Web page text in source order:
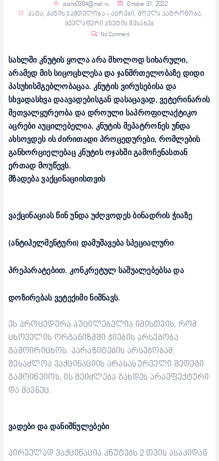
pusho0304@mail.ru
October 31, 2022
კატა, კატის ჯამთელობა - აცრები,მოვლა პატრონობა,
ყველაფერი კნუტის შესახებ
No Comment
სახლში კნუტის ყოლა არა მხოლოდ სიხარული,
არამედ მის სიცოცხლესა და ჯანმრთელობაზე დიდი
პასუხისმგებლობაცაა. კნუტის ვირუსებისა და
სხვადასხვა დაავადებისგან დასაცავად, ვეტერინარის
მეთვალყურეობა და დროული საპროფილაქტიკო
აცრები აუცილებელია. კნუტის მეპატრონეს უნდა
ახსოვდეს ის ძირითადი პროცედურები, რომლების
განხორციელებაც კნუტის ოჯახში გამოჩენასთან
ერთად მოუწევს.
მზადება ვაქცინაციისთვის
ვაქცინაციას წინ უნდა უძღვოდეს ბინადრის ჭიაზე
(ანტიჰელმენტური) დამუშავება სპეციალური
პრეპარატებით. კონკრეტულ საშუალებებსა და
დოზირებას ვეტექიმი ნიშნავს.
ეს პროცედურა აუცილებელია იმისთვის, რომ
ცხოველის ორგანიზმში ჭიების არსებობა
გამოირიცხოს. პარაზიტების არსებობამ,
შესაძლოა ვაქცინაციის არასასურველი შედეგი
გამოიწვიოს, ის შეიძლება გახდეს არაეფექტური
და მავნეც.
ვადები და დანიშნულებები
პირველად ვაქცინაცია კნუტებს 2 თვის ასაკიდან